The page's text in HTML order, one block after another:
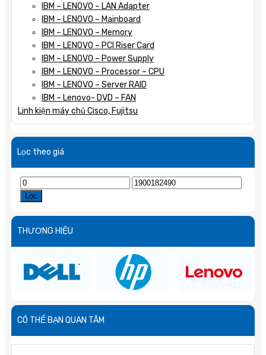
IBM – LENOVO – LAN Adapter
IBM – LENOVO – Mainboard
IBM – LENOVO – Memory
IBM – LENOVO – PCI Riser Card
IBM – LENOVO – Power Supply
IBM – LENOVO – Processor – CPU
IBM – LENOVO – Server RAID
IBM – Lenovo- DVD – FAN
Linh kiện máy chủ Cisco, Fujitsu
Lọc theo giá
Giá
thấp
Giá
Lọc
THƯƠNG HIỆU
CÓ THỂ BẠN QUAN TÂM